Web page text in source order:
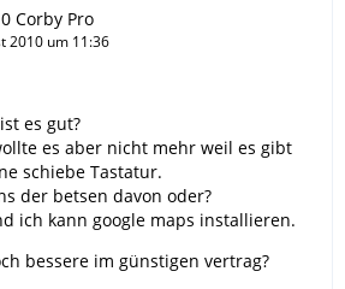
Corby Pro
2010 um 11:36
es gut?
es aber nicht mehr weil es gibt
schiebe Tastatur.
der betsen davon oder?
ich kann google maps installieren.
bessere im günstigen vertrag?